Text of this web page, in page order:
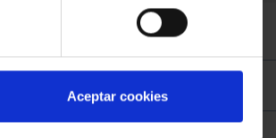
Aceptar cookies